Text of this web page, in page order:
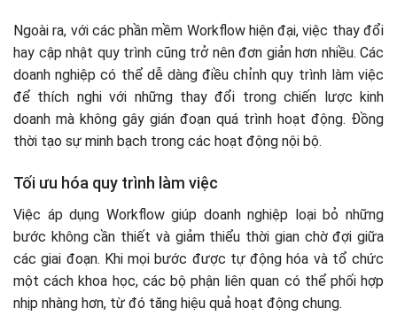
Ngoài ra, với các phần mềm Workflow hiện đại, việc thay đổi
hay cập nhật quy trình cũng trở nên đơn giản hơn nhiều. Các
doanh nghiệp có thể dễ dàng điều chỉnh quy trình làm việc
để thích nghi với những thay đổi trong chiến lược kinh
doanh mà không gây gián đoạn quá trình hoạt động. Đồng
thời tạo sự minh bạch trong các hoạt động nội bộ.
Tối ưu hóa quy trình làm việc
Việc áp dụng Workflow giúp doanh nghiệp loại bỏ những
bước không cần thiết và giảm thiểu thời gian chờ đợi giữa
các giai đoạn. Khi mọi bước được tự động hóa và tổ chức
một cách khoa học, các bộ phận liên quan có thể phối hợp
nhịp nhàng hơn, từ đó tăng hiệu quả hoạt động chung.